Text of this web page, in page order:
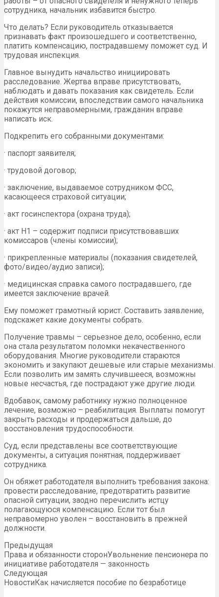
сотрудника, начальник избавится быстро.
Что делать? Если руководитель отказывается
признавать факт произошедшего и соответственно,
платить компенсацию, пострадавшему поможет суд. И
трудовая инспекция.
Главное вынудить начальство инициировать
расследование. Жертва вправе присутствовать,
наблюдать и давать показания как свидетель. Если
действия комиссии, впоследствии самого начальника
покажутся неправомерными, гражданин вправе
написать иск.
Подкрепить его собранными документами:
· паспорт заявителя;
· трудовой договор;
· заключение, выдаваемое сотрудником ФСС,
касающееся страховой ситуации;
· акт госинспектора (охрана труда);
· акт Н1 – содержит подписи присутствовавших
комиссаров (члены комиссии);
· прикрепленные материалы (показания свидетелей,
фото/видео/аудио записи);
· медицинская справка самого пострадавшего, где
имеется заключение врачей.
Ему поможет грамотный юрист. Составить заявление,
подскажет какие документы собрать.
Получение травмы – серьезное дело, особенно, если
она стала результатом поломки некачественного
оборудования. Многие руководители стараются
экономить и закупают дешевые или старые механизмы.
Если позволить им замять случившееся, возможны
новые несчастья, где пострадают уже другие люди.
Вдобавок, самому работнику нужно полноценное
лечение, возможно – реабилитация. Выплаты помогут
закрыть расходы и продержаться дальше, до
восстановления трудоспособности.
Суд, если представлены все соответствующие
документы, а ситуация понятная, поддерживает
сотрудника.
Он обяжет работодателя выполнить требования закона:
провести расследование, предотвратить развитие
опасной ситуации, заодно перечислить истцу
полагающуюся компенсацию. Если тот был
неправомерно уволен – восстановить в прежней
должности.
Предыдущая
Права и обязанности сторонУвольнение пенсионера по
инициативе работодателя — законность
Следующая
НовостиКак начисляется пособие по безработице